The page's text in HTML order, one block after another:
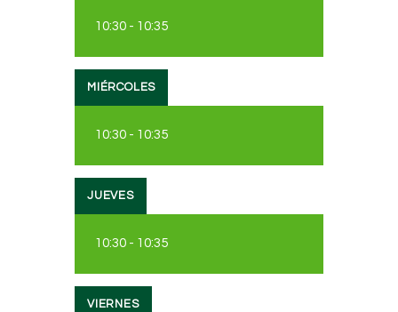
10:30- 10:35
MIÉRCOLES
10:30- 10:35
JUEVES
10:30- 10:35
VIERNES